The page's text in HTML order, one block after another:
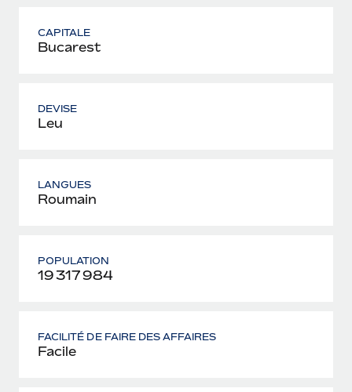
CAPITALE
Bucarest
DEVISE
Leu
LANGUES
Roumain
POPULATION
19 317 984
FACILITÉ DE FAIRE DES AFFAIRES
Facile